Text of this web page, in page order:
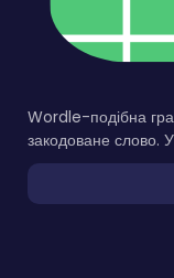
Wordle-подібна
закодоване слово.